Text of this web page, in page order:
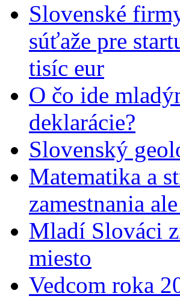
Slovenské
súťaže pre
tisíc eur
O čo ide
deklarácie?
Slovenský
Matematika a
zamestnania
Mladí Slováci
miesto
Vedcom roka